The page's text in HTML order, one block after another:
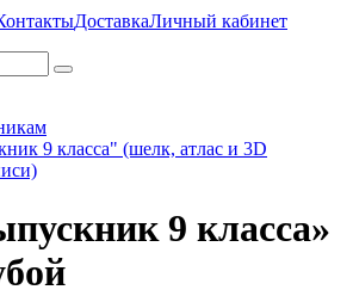
ДоставкаЛичный кабинет
9 класса" (шелк, атлас и 3D
9 класса»